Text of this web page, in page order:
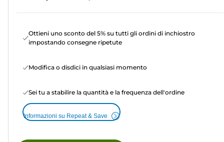
Ottieni uno sconto del 5% su tutti gli ordini di inchiostro
impostando consegne ripetute
Modifica o disdici in qualsiasi momento
Sei tu a stabilire la quantità e la frequenza dell'ordine
Informazioni su Repeat & Save